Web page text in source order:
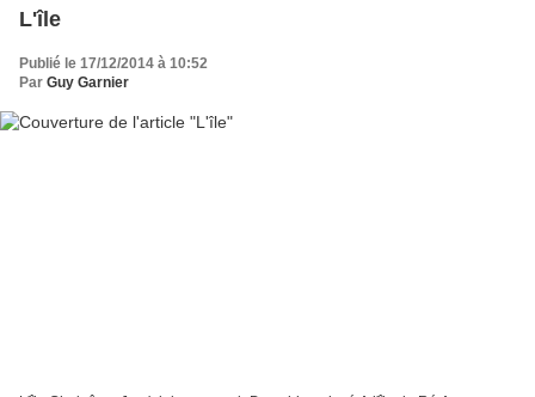
L'île
Publié le 17/12/2014 à 10:52
Par Guy Garnier